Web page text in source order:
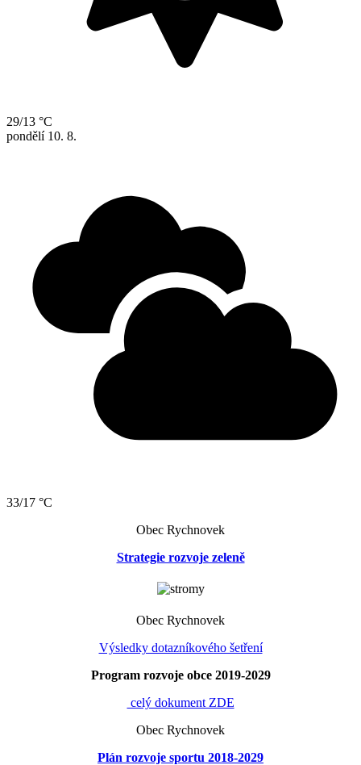
29/13 °C
pondělí 10. 8.
33/17 °C
Obec Rychnovek
Strategie rozvoje zeleně
Obec Rychnovek
Výsledky dotazníkového šetření
Program rozvoje obce 2019-2029
celý dokument ZDE
Obec Rychnovek
Plán rozvoje sportu 2018-2029